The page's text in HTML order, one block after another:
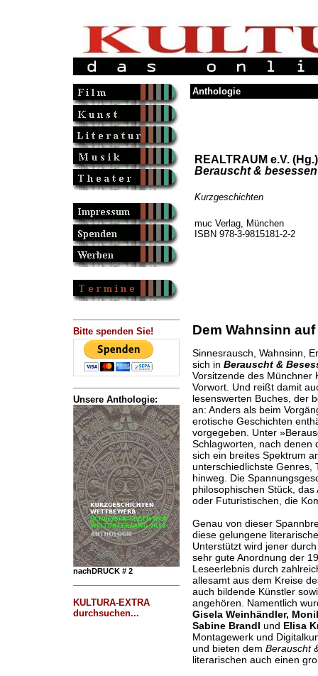
Bitte spenden Sie!
Unsere Anthologie:
nachDRUCK # 2
KULTURA-EXTRA
durchsuchen...
Anthologie
REALTRAUM e.V.
Berauscht & besessen
Kurzgeschichten
muc Verlag, München
ISBN 978-3-9815181-2-2
Dem Wahnsinn
Sinnesrausch, Wahnsinn,
sich in Berauscht &
Vorsitzende des Münchner
Vorwort. Und reißt damit
lesenswerten Buches, der
an: Anders als beim
erotische Geschichten
vorgegeben. Unter
Schlagworten, nach denen
sich ein breites Spektrum
unterschiedlichste Genres,
hinweg. Die
philosophischen Stück,
oder Futuristischen, die
Genau von dieser
diese gelungene
Unterstützt wird jener
sehr gute Anordnung der
Leseerlebnis durch
allesamt aus dem Kreise
auch bildende Künstler
angehören. Namentlich
Gisela Weinhändler,
Sabine Brandl und Elisa
Montagewerk und
und bieten dem Berauscht
literarischen auch einen